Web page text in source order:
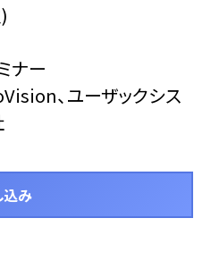
ナー
、ユーザックシス
込み